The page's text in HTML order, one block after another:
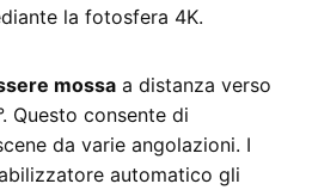
la fotosfera 4K.
mossa a distanza verso
Questo consente di
da varie angolazioni. I
automatico gli